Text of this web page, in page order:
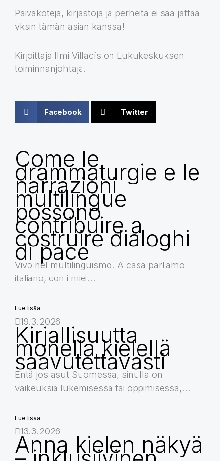
Päiväkoteja, kirjastoja ja perheitä ei saa jättää
yksin tämän asian kanssa!
Kirjoittaja Ilmi Villacís on Lukukeskuksen
toiminnanjohtaja.
Facebook Twitter
Come le
drammaturgie e le
narrazioni
multilingue
possono
contribuire a
costruire dialoghi
di pace
Vivo nel multilinguismo. A casa parliamo
italiano, con i miei...
Lue lisää
19.3.2026
Kirjallisuutta
monella kielellä
saavutettavasti
Entä jos asut Suomessa, sinulla on
vaikeuksia lukemisessa tai oppimisessa,...
Lue lisää
13.3.2026
Anna kielen näkyä